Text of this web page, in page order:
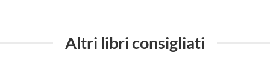
Altri libri consigliati